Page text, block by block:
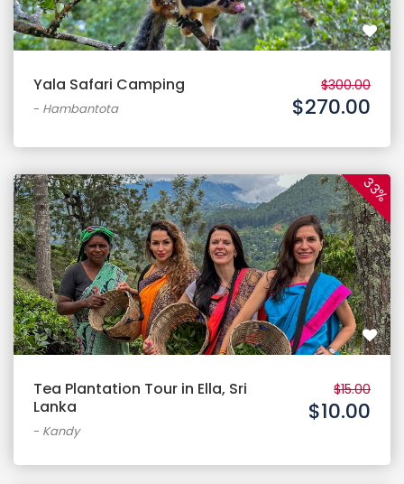
Yala Safari Camping
- Hambantota
$300.00
$270.00
33%
Tea Plantation Tour in Ella, Sri
Lanka
- Kandy
$15.00
$10.00